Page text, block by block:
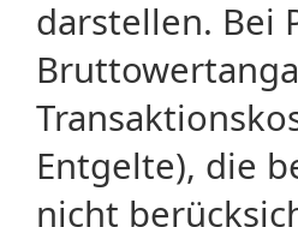
darstellen. Bei
Entgelte), die
nicht